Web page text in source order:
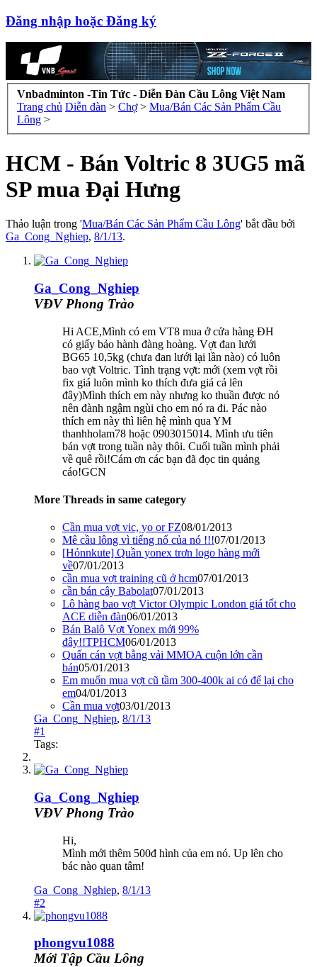
Đăng nhập hoặc Đăng ký
Vnbadminton -Tin Tức - Diễn Đàn Cầu Lông Việt Nam
Trang chủ Diễn đàn > Chợ > Mua/Bán Các Sản Phẩm Cầu
Lông >
HCM - Bán Voltric 8 3UG5 mã
SP mua Đại Hưng
Thảo luận trong 'Mua/Bán Các Sản Phẩm Cầu Lông' bắt đầu bởi
Ga_Cong_Nghiep, 8/1/13.
Ga_Cong_Nghiep
VĐV Phong Trào
Hi ACE,Mình có em VT8 mua ở cửa hàng ĐH
có giấy bảo hành đàng hoàng. Vợt đan lưới
BG65 10,5kg (chưa đan lưới lại lần nào) có luôn
bao vợt Voltric. Tình trạng vợt: mới (xem vợt rồi
fix giá luôn mình ko thích đưa giá cả lên
đây)Mình thích em này nhưng ko thuần được nó
nên đành ngậm ngùi cho em nó ra đi. Pác nào
thích em này thì liên hệ mình qua YM
thanhholam78 hoặc 0903015014. Mình ưu tiên
bán vợt trong tuần này thôi. Cuối tuần mình phải
về quê rồi!Cám ơn các bạn đã đọc tin quảng
cáo!GCN
More Threads in same category
Cần mua vợt vic, yo or FZ08/01/2013
Mê cầu lông vì tiếng nổ của nó !!!07/01/2013
[Hỏnnkute] Quần yonex trơn logo hàng mới
về07/01/2013
cần mua vợt training cũ ở hcm07/01/2013
cần bán cây Babolat07/01/2013
Lô hàng bao vợt Victor Olympic London giá tốt cho
ACE diễn đàn06/01/2013
Bán Balô Vợt Yonex mới 99%
đây!!TPHCM06/01/2013
Quấn cán vợt bằng vải MMOA cuộn lớn cần
bán05/01/2013
Em muốn mua vợt cũ tầm 300-400k ai có để lại cho
em04/01/2013
Cần mua vợt03/01/2013
Ga_Cong_Nghiep, 8/1/13
#1
Tags:
Ga_Cong_Nghiep
VĐV Phong Trào
Hi,
Mình mới thêm 500đ hình của em nó. Up lên cho
bác nào quan tâm!
Ga_Cong_Nghiep, 8/1/13
#2
phongvu1088
Mới Tập Cầu Lông